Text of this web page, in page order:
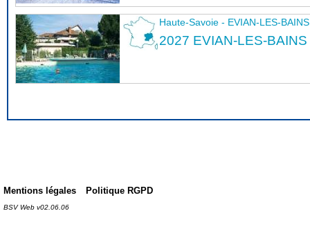
Haute-Savoie - EVIAN-LES-BAINS
2027 EVIAN-LES-BAINS
Mentions légales Politique RGPD
BSV Web v02.06.06